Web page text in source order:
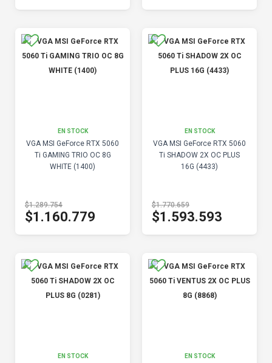
EN STOCK
VGA MSI GeForce RTX 5060
Ti GAMING TRIO OC 8G
WHITE (1400)
$1.289.754
$1.160.779
EN STOCK
VGA MSI GeForce RTX 5060
Ti SHADOW 2X OC PLUS
16G (4433)
$1.770.659
$1.593.593
EN STOCK EN STOCK